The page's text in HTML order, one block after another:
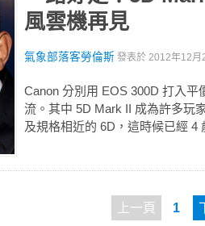
風雲機再見
氣象部落客勞倫斯 發表於 2012年12月
Canon 分別用 EOS 300D 打入
流。其中 5D Mark II 成為許多玩
及規格相近的 6D，這時候已經 4
上一頁 1